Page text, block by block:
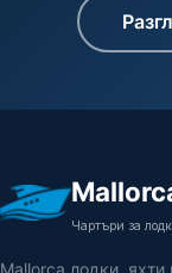
Чартъри за
Mallorca лодки,